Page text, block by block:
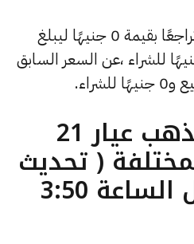
وشهد سعر دولار الصاغة تراجعًا بقيمة 0 جنيهًا ليبلغ
جنيهًا للبيع و0 جنيهًا للشراء ،عن السعر السابق
ما هو سعر الذهب عيار 21
( تحديث
الأربعاء 1 أبريل الساعة 3:50